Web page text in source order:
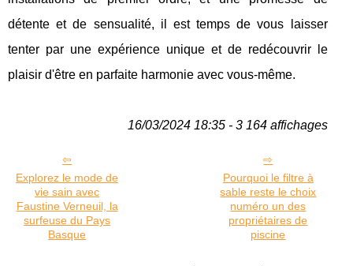
détente et de sensualité, il est temps de vous laisser
tenter par une expérience unique et de redécouvrir le
plaisir d'être en parfaite harmonie avec vous-même.
16/03/2024 18:35 - 3 164 affichages
Explorez le mode de
vie sain avec
Faustine Verneuil, la
surfeuse du Pays
Basque
Pourquoi le filtre à
sable reste le choix
numéro un des
propriétaires de
piscine